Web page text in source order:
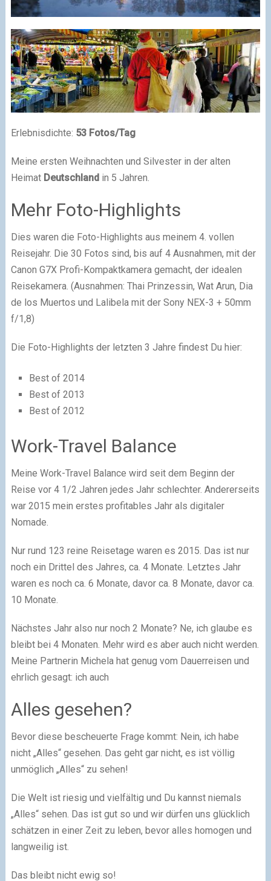
Erlebnisdichte: 53 Fotos/Tag
Meine ersten Weihnachten und Silvester in der alten
Heimat Deutschland in 5 Jahren.
Mehr Foto-Highlights
Dies waren die Foto-Highlights aus meinem 4. vollen
Reisejahr. Die 30 Fotos sind, bis auf 4 Ausnahmen, mit der
Canon G7X Profi-Kompaktkamera gemacht, der idealen
Reisekamera. (Ausnahmen: Thai Prinzessin, Wat Arun, Dia
de los Muertos und Lalibela mit der Sony NEX-3 + 50mm
f/1,8)
Die Foto-Highlights der letzten 3 Jahre findest Du hier:
Best of 2014
Best of 2013
Best of 2012
Work-Travel Balance
Meine Work-Travel Balance wird seit dem Beginn der
Reise vor 4 1/2 Jahren jedes Jahr schlechter. Andererseits
war 2015 mein erstes profitables Jahr als digitaler
Nomade.
Nur rund 123 reine Reisetage waren es 2015. Das ist nur
noch ein Drittel des Jahres, ca. 4 Monate. Letztes Jahr
waren es noch ca. 6 Monate, davor ca. 8 Monate, davor ca.
10 Monate.
Nächstes Jahr also nur noch 2 Monate? Ne, ich glaube es
bleibt bei 4 Monaten. Mehr wird es aber auch nicht werden.
Meine Partnerin Michela hat genug vom Dauerreisen und
ehrlich gesagt: ich auch
Alles gesehen?
Bevor diese bescheuerte Frage kommt: Nein, ich habe
nicht „Alles“ gesehen. Das geht gar nicht, es ist völlig
unmöglich „Alles“ zu sehen!
Die Welt ist riesig und vielfältig und Du kannst niemals
„Alles“ sehen. Das ist gut so und wir dürfen uns glücklich
schätzen in einer Zeit zu leben, bevor alles homogen und
langweilig ist.
Das bleibt nicht ewig so!